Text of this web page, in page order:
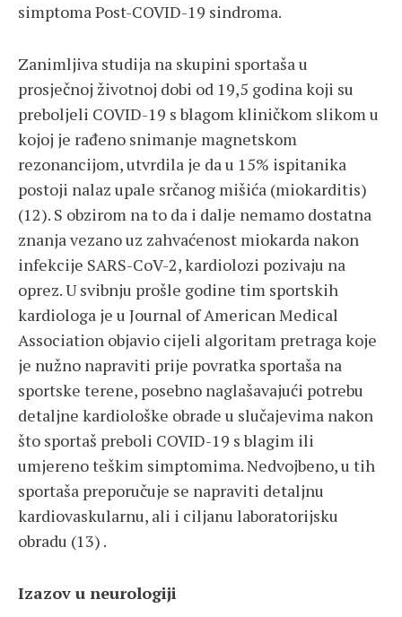
simptoma Post-COVID-19 sindroma.
Zanimljiva studija na skupini sportaša u
prosječnoj životnoj dobi od 19,5 godina koji su
preboljeli COVID-19 s blagom kliničkom slikom u
kojoj je rađeno snimanje magnetskom
rezonancijom, utvrdila je da u 15% ispitanika
postoji nalaz upale srčanog mišića (miokarditis)
(12). S obzirom na to da i dalje nemamo dostatna
znanja vezano uz zahvaćenost miokarda nakon
infekcije SARS-CoV-2, kardiolozi pozivaju na
oprez. U svibnju prošle godine tim sportskih
kardiologa je u Journal of American Medical
Association objavio cijeli algoritam pretraga koje
je nužno napraviti prije povratka sportaša na
sportske terene, posebno naglašavajući potrebu
detaljne kardiološke obrade u slučajevima nakon
što sportaš preboli COVID-19 s blagim ili
umjereno teškim simptomima. Nedvojbeno, u tih
sportaša preporučuje se napraviti detaljnu
kardiovaskularnu, ali i ciljanu laboratorijsku
obradu (13) .
Izazov u neurologiji